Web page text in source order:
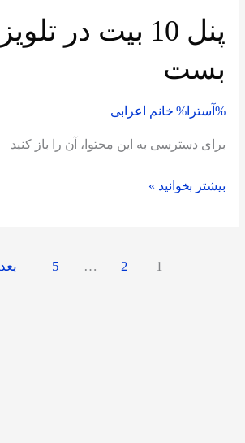
پنل 10 بیت در
بست
%آسترا% خانم اعرابی
برای دسترسی به این محتوا، آن را باز کنید
10
بیت
تلویزیون
بیشتر بخوانید »
1
2
…
5